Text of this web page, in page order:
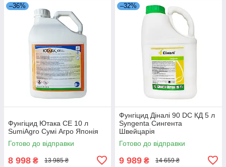
–36%
Фунгіцид Ютака СЕ 10 л
SumiAgro Сумі Агро Японія
Готово до відправки
8 998 ₴ 13 985 ₴
–32%
Фунгіцид Діналі 90 DC КД 5 л
Syngenta Сингента
Швейцарія
Готово до відправки
9 989 ₴ 14 659 ₴